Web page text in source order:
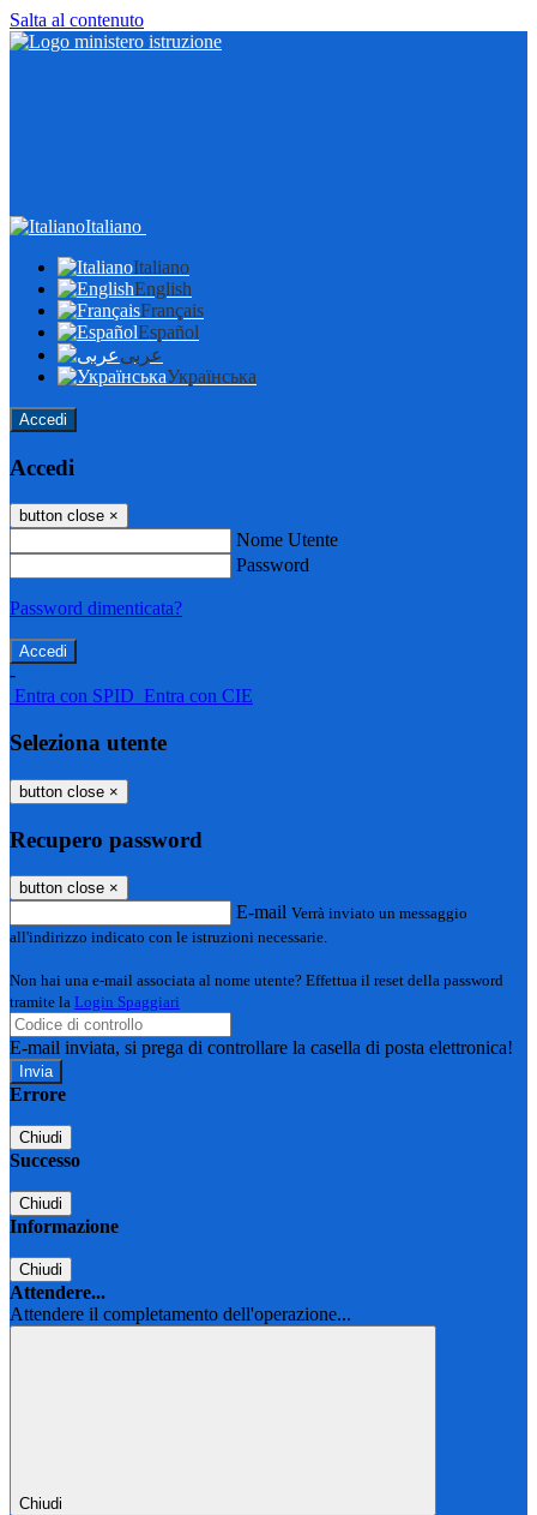
Salta al contenuto
Italiano
Italiano
English
Français
Español
عربى
Українська
Accedi
Accedi
button close ×
Nome Utente
Password
Password dimenticata?
-
Entra con SPID Entra con CIE
Seleziona utente
button close ×
Recupero password
button close ×
E-mail Verrà inviato un messaggio
all'indirizzo indicato con le istruzioni necessarie.
Non hai una e-mail associata al nome utente? Effettua il reset della password
tramite la Login Spaggiari
E-mail inviata, si prega di controllare la casella di posta elettronica!
Errore
Chiudi
Successo
Chiudi
Informazione
Chiudi
Attendere...
Attendere il completamento dell'operazione...
Chiudi